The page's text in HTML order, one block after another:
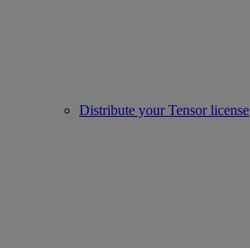
Distribute your Tensor license